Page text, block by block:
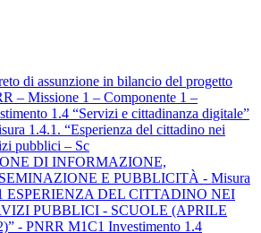
di assunzione in bilancio del progetto
– Missione 1 – Componente 1 –
1.4 “Servizi e cittadinanza digitale”
1.4.1. “Esperienza del cittadino nei
pubblici – Sc
DI INFORMAZIONE,
E PUBBLICITÀ - Misura
ESPERIENZA DEL CITTADINO NEI
PUBBLICI - SCUOLE (APRILE
- PNRR M1C1 Investimento 1.4